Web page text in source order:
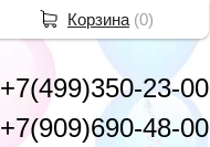
+7(499)350-23-00
+7(909)690-48-00
Корзина (0)